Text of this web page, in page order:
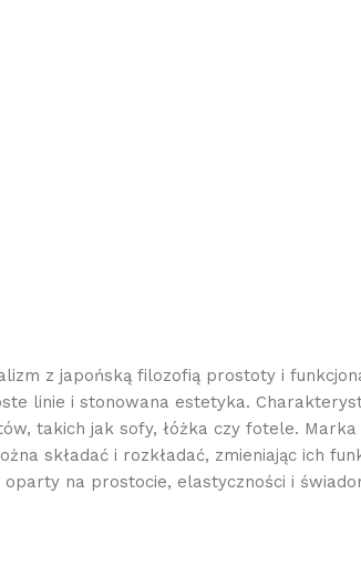
z japońską filozofią prostoty i
linie i stonowana estetyka.
takich jak sofy, łóżka czy fotele.
składać i rozkładać, zmieniając ich
na prostocie, elastyczności i